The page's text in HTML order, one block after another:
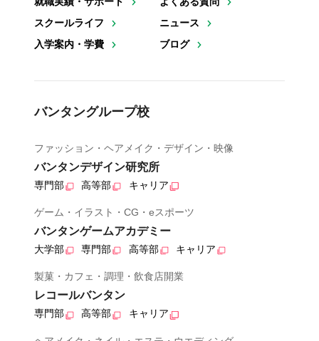
スクールライフ
入学案内・学費
ニュース
ブログ
バンタングループ校
ファッション・ヘアメイク・デザイン・映像
バンタンデザイン研究所
専門部 高等部 キャリア
ゲーム・イラスト・CG・eスポーツ
バンタンゲームアカデミー
大学部 専門部 高等部 キャリア
製菓・カフェ・調理・飲食店開業
レコールバンタン
専門部 高等部 キャリア